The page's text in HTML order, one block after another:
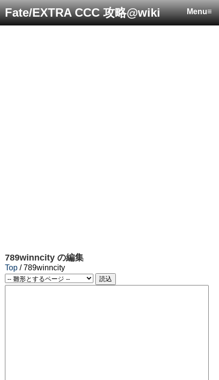
Menu≡
Fate/EXTRA CCC 攻略@wiki
789winncity の編集
Top / 789winncity